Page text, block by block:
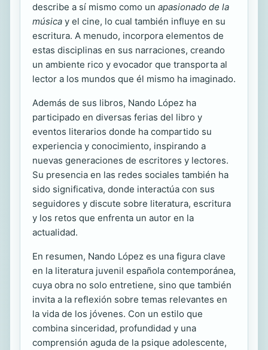
describe a sí mismo como un apasionado de la
música y el cine, lo cual también influye en su
escritura. A menudo, incorpora elementos de
estas disciplinas en sus narraciones, creando
un ambiente rico y evocador que transporta al
lector a los mundos que él mismo ha imaginado.
Además de sus libros, Nando López ha
participado en diversas ferias del libro y
eventos literarios donde ha compartido su
experiencia y conocimiento, inspirando a
nuevas generaciones de escritores y lectores.
Su presencia en las redes sociales también ha
sido significativa, donde interactúa con sus
seguidores y discute sobre literatura, escritura
y los retos que enfrenta un autor en la
actualidad.
En resumen, Nando López es una figura clave
en la literatura juvenil española contemporánea,
cuya obra no solo entretiene, sino que también
invita a la reflexión sobre temas relevantes en
la vida de los jóvenes. Con un estilo que
combina sinceridad, profundidad y una
comprensión aguda de la psique adolescente,